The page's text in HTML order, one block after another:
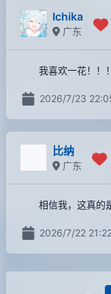
Ichika
广东
我喜欢一花！！
2026/7/23
比纳
广东
相信我，这真的
2026/7/22